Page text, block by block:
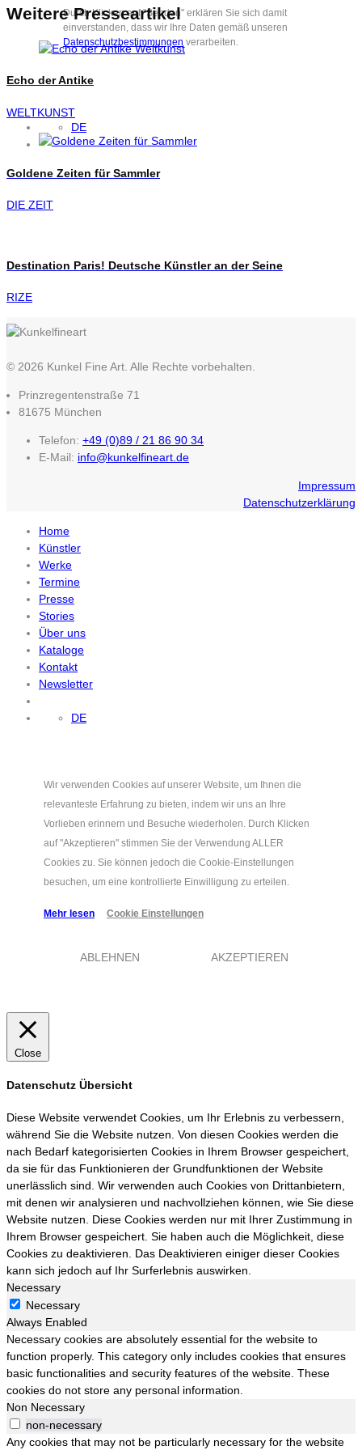
Durch Klicken auf "Senden" erklären Sie sich damit
einverstanden, dass wir Ihre Daten gemäß unseren
Datenschutzbestimmungen verarbeiten.
DE
Weitere Presseartikel
Echo der Antike
WELTKUNST
Goldene Zeiten für Sammler
DIE ZEIT
Destination Paris! Deutsche Künstler an der Seine
RIZE
© 2026 Kunkel Fine Art. Alle Rechte vorbehalten.
Prinzregentenstraße 71
81675 München
Telefon: +49 (0)89 / 21 86 90 34
E-Mail: info@kunkelfineart.de
Impressum
Datenschutzerklärung
Home
Künstler
Werke
Termine
Presse
Stories
Über uns
Kataloge
Kontakt
Newsletter
DE
Wir verwenden Cookies auf unserer Website, um Ihnen die
relevanteste Erfahrung zu bieten, indem wir uns an Ihre
Vorlieben erinnern und Besuche wiederholen. Durch Klicken
auf "Akzeptieren" stimmen Sie der Verwendung ALLER
Cookies zu. Sie können jedoch die Cookie-Einstellungen
besuchen, um eine kontrollierte Einwilligung zu erteilen.
Mehr lesen Cookie Einstellungen
ABLEHNEN AKZEPTIEREN
Close
Datenschutz Übersicht
Diese Website verwendet Cookies, um Ihr Erlebnis zu verbessern,
während Sie die Website nutzen. Von diesen Cookies werden die
nach Bedarf kategorisierten Cookies in Ihrem Browser gespeichert,
da sie für das Funktionieren der Grundfunktionen der Website
unerlässlich sind. Wir verwenden auch Cookies von Drittanbietern,
mit denen wir analysieren und nachvollziehen können, wie Sie diese
Website nutzen. Diese Cookies werden nur mit Ihrer Zustimmung in
Ihrem Browser gespeichert. Sie haben auch die Möglichkeit, diese
Cookies zu deaktivieren. Das Deaktivieren einiger dieser Cookies
kann sich jedoch auf Ihr Surferlebnis auswirken.
Necessary
Necessary
Always Enabled
Necessary cookies are absolutely essential for the website to
function properly. This category only includes cookies that ensures
basic functionalities and security features of the website. These
cookies do not store any personal information.
Non Necessary
non-necessary
Any cookies that may not be particularly necessary for the website